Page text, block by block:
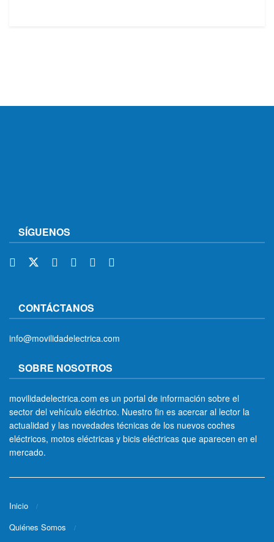
SÍGUENOS
CONTÁCTANOS
info@movilidadelectrica.com
SOBRE NOSOTROS
movilidadelectrica.com es un portal de información sobre el
sector del vehículo eléctrico. Nuestro fin es acercar al lector la
actualidad y las novedades técnicas de los nuevos coches
eléctricos, motos eléctricas y bicis eléctricas que aparecen en el
mercado.
Inicio
Quiénes Somos